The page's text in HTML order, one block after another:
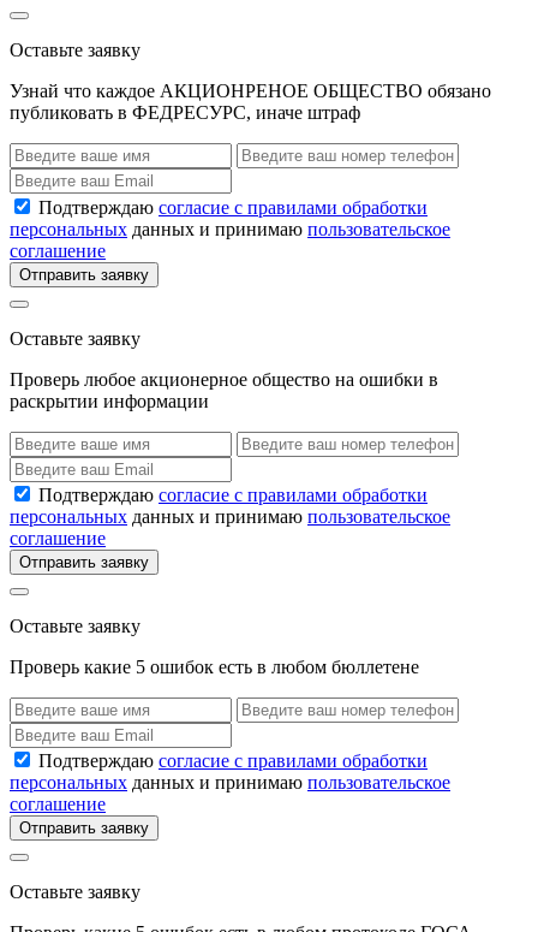
Оставьте заявку
Узнай что каждое АКЦИОНРЕНОЕ ОБЩЕСТВО обязано
публиковать в ФЕДРЕСУРС, иначе штраф
Подтверждаю согласие с правилами обработки
персональных данных и принимаю пользовательское
соглашение
Отправить заявку
Оставьте заявку
Проверь любое акционерное общество на ошибки в
раскрытии информации
Подтверждаю согласие с правилами обработки
персональных данных и принимаю пользовательское
соглашение
Отправить заявку
Оставьте заявку
Проверь какие 5 ошибок есть в любом бюллетене
Подтверждаю согласие с правилами обработки
персональных данных и принимаю пользовательское
соглашение
Отправить заявку
Оставьте заявку